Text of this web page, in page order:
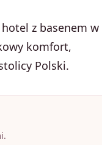
z basenem w
komfort,
Polski.